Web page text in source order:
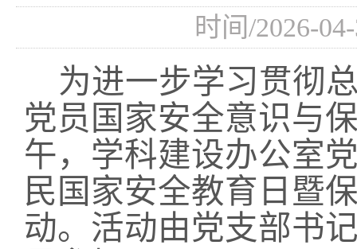
时间/2026-
为进一步学习贯彻
党员国家安全意识与
午， 学科建设办公室
民国家安全教育日暨
动。活动由党支部书